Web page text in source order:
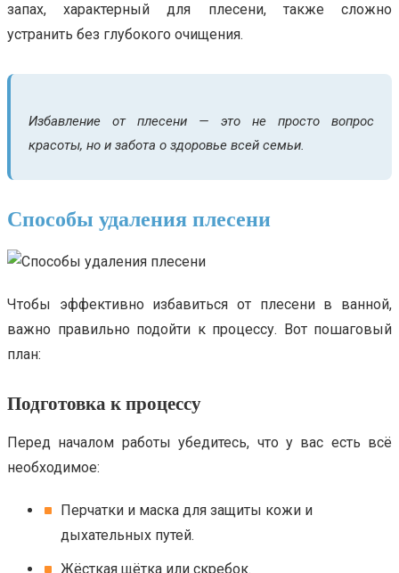
запах, характерный для плесени, также сложно
устранить без глубокого очищения.
Избавление от плесени — это не просто вопрос
красоты, но и забота о здоровье всей семьи.
Способы удаления плесени
Чтобы эффективно избавиться от плесени в ванной,
важно правильно подойти к процессу. Вот пошаговый
план:
Подготовка к процессу
Перед началом работы убедитесь, что у вас есть всё
необходимое:
Перчатки и маска для защиты кожи и
дыхательных путей.
Жёсткая щётка или скребок.